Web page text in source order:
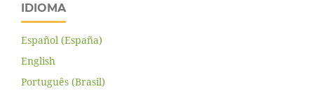
IDIOMA
Español (España)
English
Português (Brasil)